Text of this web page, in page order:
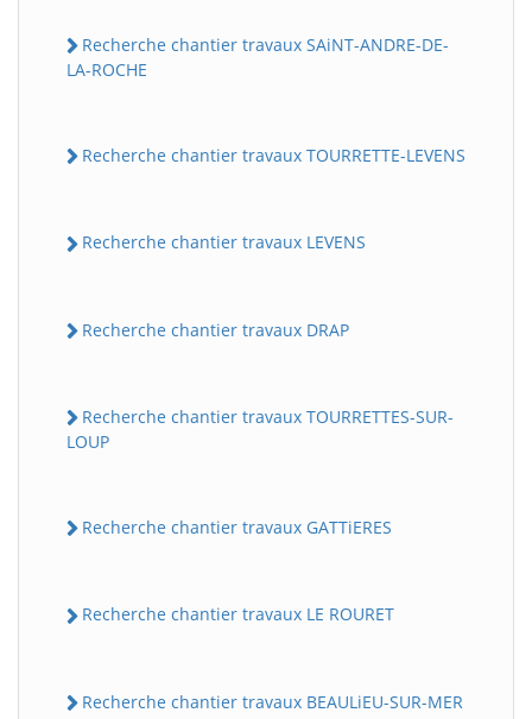
Recherche chantier travaux SAiNT-ANDRE-DE-
LA-ROCHE
Recherche chantier travaux TOURRETTE-LEVENS
Recherche chantier travaux LEVENS
Recherche chantier travaux DRAP
Recherche chantier travaux TOURRETTES-SUR-
LOUP
Recherche chantier travaux GATTiERES
Recherche chantier travaux LE ROURET
Recherche chantier travaux BEAULiEU-SUR-MER